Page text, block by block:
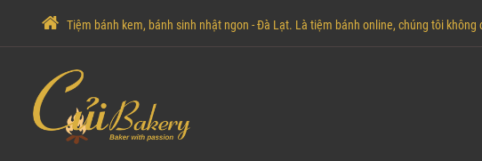
Tiệm bánh kem, bánh sinh nhật ngon - Đà Lạt. Là tiệm bánh online, chúng tôi